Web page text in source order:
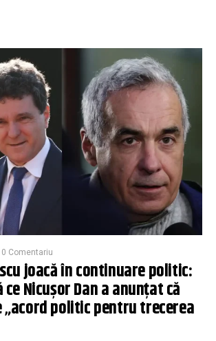
0 Comentariu
joacă în continuare politic:
ce Nicușor Dan a anunțat că
„acord politic pentru trecerea